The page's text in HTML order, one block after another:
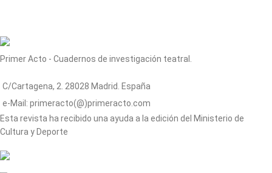
Primer Acto - Cuadernos de investigación teatral.
C/Cartagena, 2. 28028 Madrid. España
e-Mail: primeracto(@)primeracto.com
Esta revista ha recibido una ayuda a la edición del Ministerio de
Cultura y Deporte